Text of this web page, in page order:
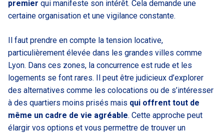
premier qui manifeste son intérêt. Cela demande une
certaine organisation et une vigilance constante.
Il faut prendre en compte la tension locative,
particulièrement élevée dans les grandes villes comme
Lyon. Dans ces zones, la concurrence est rude et les
logements se font rares. Il peut être judicieux d’explorer
des alternatives comme les colocations ou de s’intéresser
à des quartiers moins prisés mais qui offrent tout de
même un cadre de vie agréable. Cette approche peut
élargir vos options et vous permettre de trouver un